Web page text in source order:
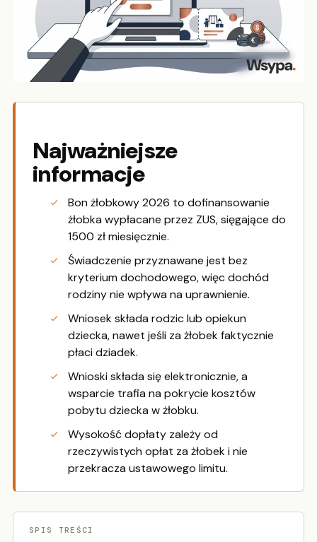
Najważniejsze
informacje
Bon żłobkowy 2026 to dofinansowanie
żłobka wypłacane przez ZUS, sięgające do
1500 zł miesięcznie.
Świadczenie przyznawane jest bez
kryterium dochodowego, więc dochód
rodziny nie wpływa na uprawnienie.
Wniosek składa rodzic lub opiekun
dziecka, nawet jeśli za żłobek faktycznie
płaci dziadek.
Wnioski składa się elektronicznie, a
wsparcie trafia na pokrycie kosztów
pobytu dziecka w żłobku.
Wysokość dopłaty zależy od
rzeczywistych opłat za żłobek i nie
przekracza ustawowego limitu.
SPIS TREŚCI